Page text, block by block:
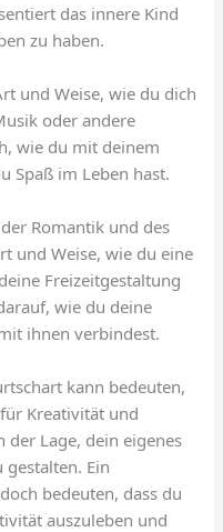
das innere Kind
zu haben.
und Weise, wie du dich
oder andere
wie du mit deinem
Spaß im Leben hast.
Romantik und des
und Weise, wie du eine
Freizeitgestaltung
wie du deine
ihnen verbindest.
kann bedeuten,
Kreativität und
der Lage, dein eigenes
gestalten. Ein
bedeuten, dass du
auszuleben und